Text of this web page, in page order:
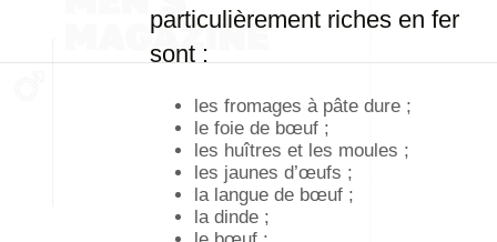
particulièrement riches en fer
sont :
les fromages à pâte dure ;
le foie de bœuf ;
les huîtres et les moules ;
les jaunes d’œufs ;
la langue de bœuf ;
la dinde ;